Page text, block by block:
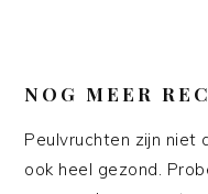
NOG MEER
Peulvruchten zijn niet
ook heel gezond.